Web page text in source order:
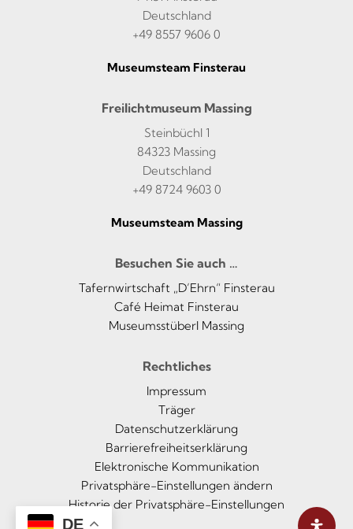
Deutschland
+49 8557 9606 0
Museumsteam Finsterau
Freilichtmuseum Massing
Steinbüchl 1
84323 Massing
Deutschland
+49 8724 9603 0
Museumsteam Massing
Besuchen Sie auch …
Tafernwirtschaft „D’Ehrn“ Finsterau
Café Heimat Finsterau
Museumsstüberl Massing
Rechtliches
Impressum
Träger
Datenschutzerklärung
Barrierefreiheitserklärung
Elektronische Kommunikation
Privatsphäre-Einstellungen ändern
Historie der Privatsphäre-Einstellungen
DE